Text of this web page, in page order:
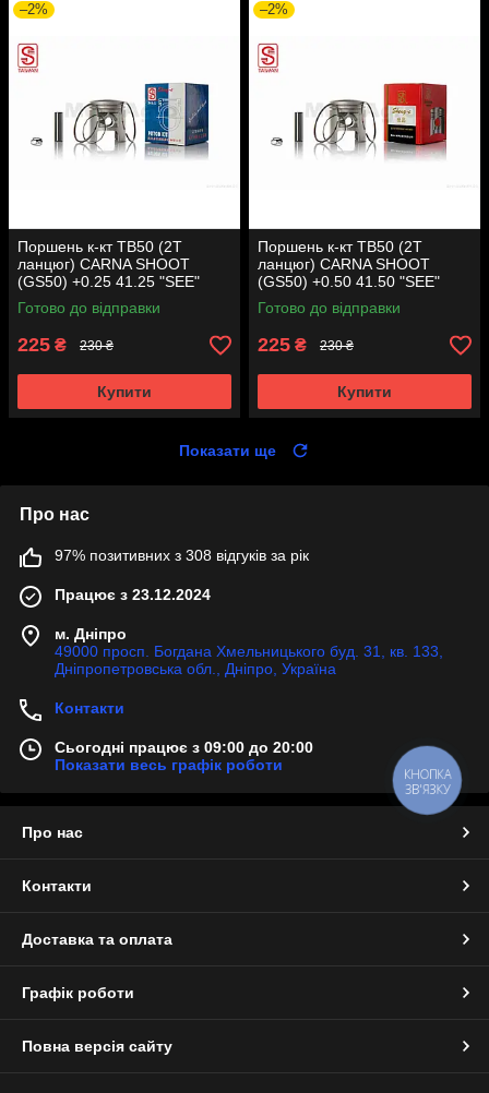
–2%
Поршень к-кт TB50 (2T
ланцюг) CARNA SHOOT
(GS50) +0.25 41.25 "SEE"
(Sheng-E) таємниця (акція)
Готово до відправки
225 ₴ 230 ₴
Купити
–2%
Поршень к-кт TB50 (2T
ланцюг) CARNA SHOOT
(GS50) +0.50 41.50 "SEE"
(Sheng-E) таємниця (акція)
Готово до відправки
225 ₴ 230 ₴
Купити
Показати ще
Про нас
97% позитивних з 308 відгуків за рік
Працює з 23.12.2024
м. Дніпро
49000 просп. Богдана Хмельницького буд. 31, кв. 133,
Дніпропетровська обл., Дніпро, Україна
Контакти
Сьогодні працює з 09:00 до 20:00
Показати весь графік роботи
Про нас
Контакти
Доставка та оплата
Графік роботи
Повна версія сайту
КНОПКА
ЗВ'ЯЗКУ